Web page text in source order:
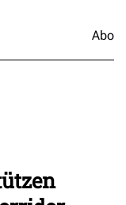
Abo